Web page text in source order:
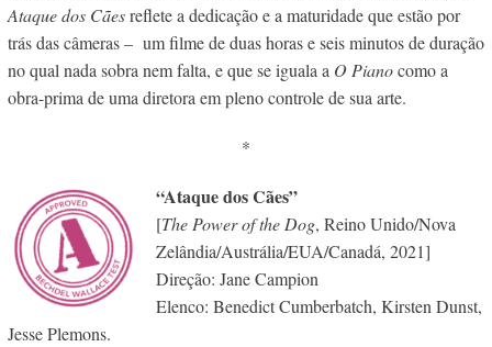
Ataque dos Cãesreflete a dedicação e a maturidade que estão por
trás das câmeras – um filme de duas horas e seis minutos de duração
no qual nada sobra nem falta, e que se iguala a O Pianocomo a
obra-prima de uma diretora em pleno controle de sua arte.
*
“Ataque dos Cães”
[The Power of the Dog, Reino Unido/Nova
Zelândia/Austrália/EUA/Canadá, 2021]
Direção: Jane Campion
Elenco: Benedict Cumberbatch, Kirsten Dunst,
Jesse Plemons.